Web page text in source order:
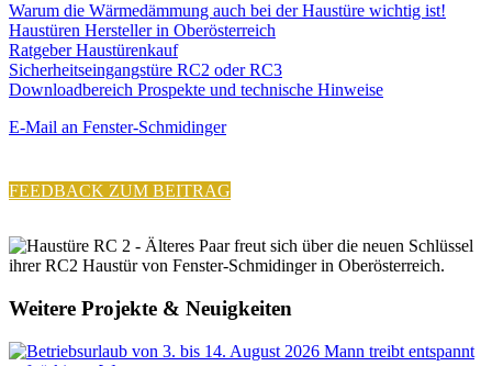
Warum die Wärmedämmung auch bei der Haustüre wichtig ist!
Haustüren Hersteller in Oberösterreich
Ratgeber Haustürenkauf
Sicherheitseingangstüre RC2 oder RC3
Downloadbereich Prospekte und technische Hinweise
E-Mail an Fenster-Schmidinger
FEEDBACK ZUM BEITRAG
Weitere Projekte & Neuigkeiten